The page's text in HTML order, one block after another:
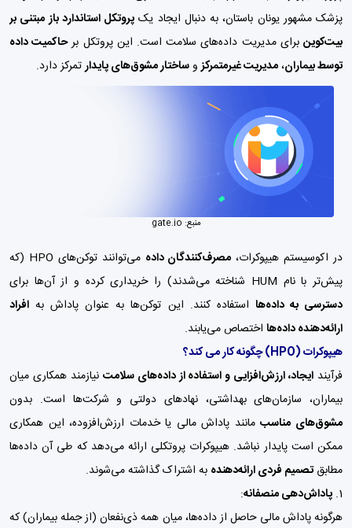
پزشک مشهور یونان باستان، به دنبال ایجاد یک پروتکل استاندارد باز مبتنی بر
بیت‌کوینبرای مدیریت داده‌های سلامت است. این پروتکل برحاکمیت داده
توسط بیماران،مدیریت غیرمتمرکزو ساختار مشوق‌های پایدارتمرکز دارد.
منبع: gate.io
در اکوسیستم هیپوکرات، مصرف‌کنندگان داده
می‌توانند توکن‌های HPO (که
پیش‌تر با نام HUM شناخته می‌شدند) را خریداری کرده و از آن‌ها برای
دسترسی به داده‌ها استفاده کنند. این توکن‌ها به عنوان پاداش به افراد
ارائه‌دهنده داده‌ها اختصاص می‌یابند.
هیپوکرات (HPO) چگونه کار می کند؟
فرآیند ایجاد، ارزش‌افزایی و استفاده از داده‌های سلامت نیازمند همکاری میان
بیماران، سازمان‌های بهداشتی، نهادهای دولتی و شرکت‌ها است. بدون
مشوق‌های مناسبمانند پاداش مالی یا خدمات ارزش‌افزوده، این همکاری
ممکن است پایدار نباشد. هیپوکرات پروتکلی ارائه می‌دهد که طی آن داده‌ها
مطابق تصمیم فردی ارائه‌دهنده به اشتراک گذاشته می‌شوند.
پاداش‌دهی منصفانه:
هرگونه پاداش مالی حاصل از داده‌ها، میان همه ذی‌نفعان (از جمله بیماران) که